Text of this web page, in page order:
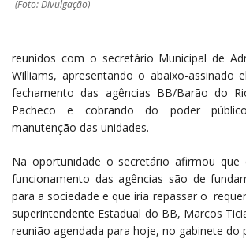
(Foto: Divulgação)
reunidos com o secretário Municipal de
Williams, apresentando o abaixo-assinado
fechamento das agências BB/Barão do
Pacheco e cobrando do poder
manutenção das unidades.
Na oportunidade o secretário afirmou que
funcionamento das agências são de
para a sociedade e que iria repassar o
superintendente Estadual do BB, Marcos
reunião agendada para hoje, no gabinete do